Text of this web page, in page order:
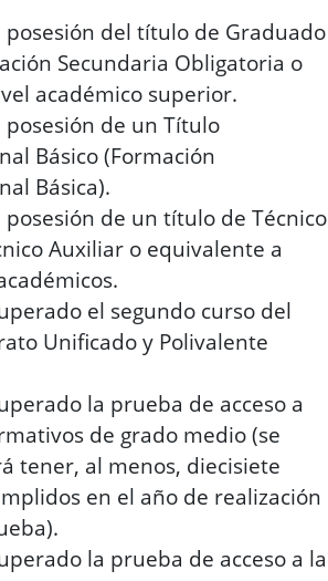
posesión del título de Graduado
Secundaria Obligatoria o
académico superior.
posesión de un Título
Básico (Formación
Básica).
posesión de un título de Técnico
Auxiliar o equivalente a
el segundo curso del
Unificado y Polivalente
la prueba de acceso a
de grado medio (se
tener, al menos, diecisiete
en el año de realización
la prueba de acceso a la